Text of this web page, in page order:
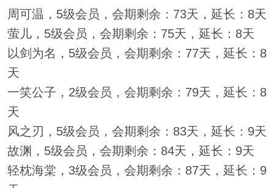
周可温，5级会员，会期剩余：73天，延长：8天
萤儿，5级会员，会期剩余：75天，延长：8天
以剑为名，5级会员，会期剩余：77天，延长：8
天
一笑公子，2级会员，会期剩余：79天，延长：8
天
风之刃，5级会员，会期剩余：83天，延长：9天
故渊，5级会员，会期剩余：84天，延长：9天
轻枕海棠，3级会员，会期剩余：87天，延长：9